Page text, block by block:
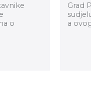
o
Grad
a